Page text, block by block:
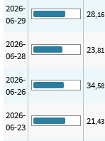
2026-
06-29
28,16
2026-
06-28
23,81
2026-
06-26
34,58
2026-
06-23
21,43